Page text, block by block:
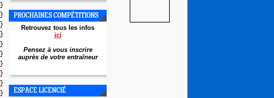
PROCHAINES COMPÉTITIONS
Retrouvez tous les infos
ici
Pensez à vous inscrire
auprès de votre entraîneur
ESPACE LICENCIÉ